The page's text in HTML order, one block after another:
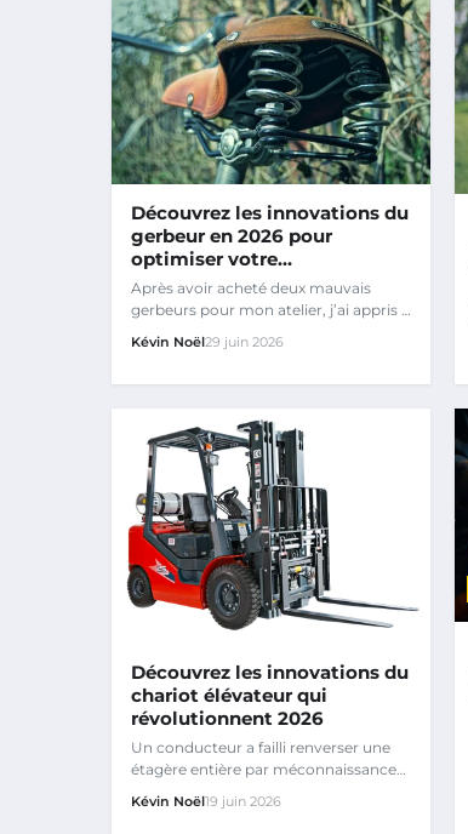
Découvrez les innovations du
gerbeur en 2026 pour
optimiser votre…
Après avoir acheté deux mauvais
gerbeurs pour mon atelier, j’ai appris à
Kévin Noël29 juin 2026
Découvrez les innovations du
chariot élévateur qui
révolutionnent 2026
Un conducteur a failli renverser une
étagère entière par méconnaissance
de son chariot.
Kévin Noël19 juin 2026